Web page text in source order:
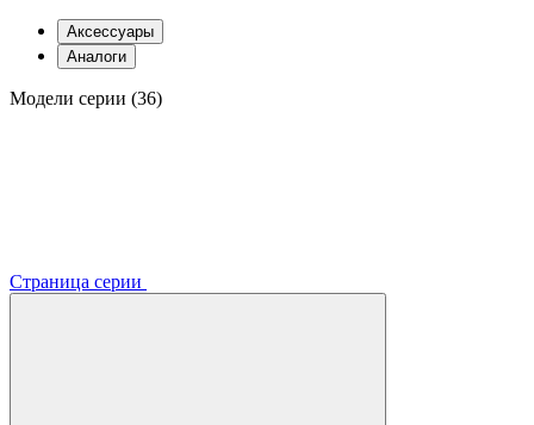
Аксессуары
Аналоги
Модели серии (36)
Страница серии